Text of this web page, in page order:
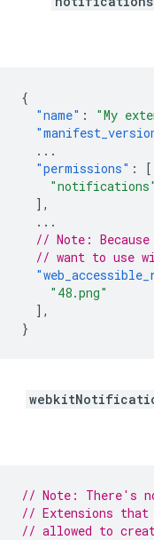
{
"name" : "My
...
"permissions" :
[
"notifications"
],
...
// Note:
// want to use
"48.png"
],
}
// Note: There's
// Extensions that
// allowed to